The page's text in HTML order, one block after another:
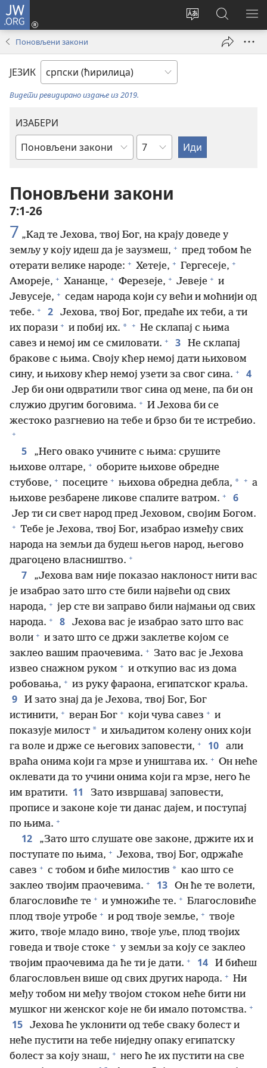
JW.ORG
Промени
Пријава
(отвара
Претрага
сајта
JW.ORG
Поновљени закони
ЈЕЗИК
Видети ревидирано издање из 2019.
ИЗАБЕРИ
Библијска
Поглавље
Поновљени закони
7:1-26
7 „Кад те Јехова, твој Бог, на крају доведе у
земљу у коју идеш да је заузмеш, + пред тобом ће
отерати велике народе: + Хетеје, + Гергесеје, +
Амореје, + Хананце, + Ферезеје, + Јевеје + и
Јевусеје, + седам народа који су већи и моћнији од
тебе. + 2
Јехова, твој Бог, предаће их теби, а ти
их порази + и побиј их. * + Не склапај с њима
савез и немој им се смиловати. + 3
Не склапај
бракове с њима. Своју кћер немој дати њиховом
сину, и њихову кћер немој узети за свог сина. + 4
Јер би они одвратили твог сина од мене, па би он
служио другим боговима. + И Јехова би се
жестоко разгневио на тебе и брзо би те истребио.
+
5
„Него овако учините с њима: срушите
њихове олтаре, + оборите њихове обредне
стубове, + посеците + њихова обредна дебла, * + а
њихове резбарене ликове спалите ватром. + 6
Јер ти си свет народ пред Јеховом, својим Богом.
+ Тебе је Јехова, твој Бог, изабрао између свих
народа на земљи да будеш његов народ, његово
драгоцено власништво. +
7
„Јехова вам није показао наклоност нити вас
је изабрао зато што сте били највећи од свих
народа, + јер сте ви заправо били најмањи од свих
народа. + 8
Јехова вас је изабрао зато што вас
воли + и зато што се држи заклетве којом се
заклео вашим праочевима. + Зато вас је Јехова
извео снажном руком + и откупио вас из дома
робовања, + из руку фараона, египатског краља.
9
И зато знај да је Јехова, твој Бог, Бог
истинити, + веран Бог + који чува савез + и
показује милост * и хиљадитом колену оних који
га воле и држе се његових заповести, + 10
али
враћа онима који га мрзе и уништава их. + Он неће
оклевати да то учини онима који га мрзе, него ће
им вратити. 11
Зато извршавај заповести,
прописе и законе које ти данас дајем, и поступај
по њима. +
12
„Зато што слушате ове законе, држите их и
поступате по њима, + Јехова, твој Бог, одржаће
савез + с тобом и биће милостив * као што се
заклео твојим праочевима. + 13
Он ће те волети,
благословиће те + и умножиће те. + Благословиће
плод твоје утробе + и род твоје земље, + твоје
жито, твоје младо вино, твоје уље, плод твојих
говеда и твоје стоке + у земљи за коју се заклео
твојим праочевима да ће ти је дати. + 14
И бићеш
благословљен више од свих других народа. + Ни
међу тобом ни међу твојом стоком неће бити ни
мушког ни женског које не би имало потомства. +
15
Јехова ће уклонити од тебе сваку болест и
неће пустити на тебе ниједну опаку египатску
болест за коју знаш, + него ће их пустити на све